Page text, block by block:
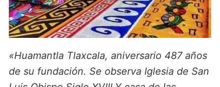
«Huamantla Tlaxcala, aniversario 487 años
de su fundación. Se observa Iglesia de San